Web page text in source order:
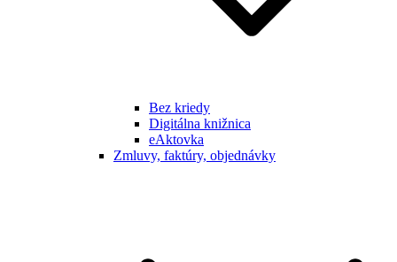
Bez kriedy
Digitálna knižnica
eAktovka
Zmluvy, faktúry, objednávky